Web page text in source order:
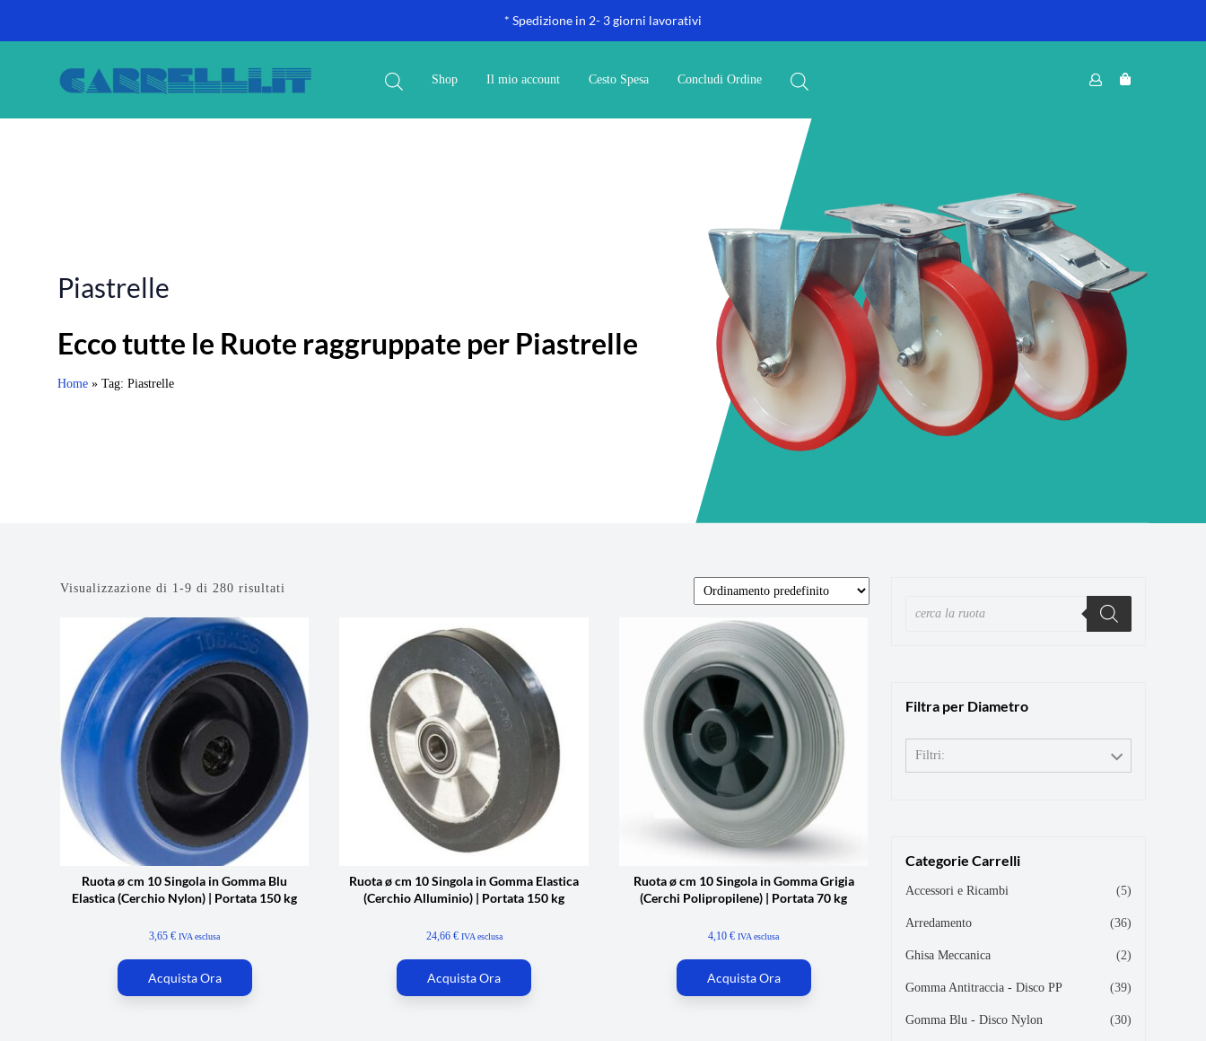
* Spedizione in 2- 3 giorni lavorativi
Shop Il mio account Cesto Spesa Concludi Ordine
Piastrelle
Ecco tutte le Ruote raggruppate per Piastrelle
Home » Tag: Piastrelle
Visualizzazione di 1-9 di 280 risultati
Ruota ø cm 10 Singola in Gomma Blu
Elastica (Cerchio Nylon) | Portata 150 kg
3,65€ IVA esclusa
Acquista Ora
Ruota ø cm 10 Singola in Gomma Elastica
(Cerchio Alluminio) | Portata 150 kg
24,66 € IVA esclusa
Acquista Ora
Ruota ø cm 10 Singola in Gomma Grigia
(Cerchi Polipropilene) | Portata 70 kg
4,10 € IVA esclusa
Acquista Ora
Filtra per Diametro
Filtri:
Categorie Carrelli
Accessori e Ricambi (5)
Arredamento (36)
Ghisa Meccanica (2)
Gomma Antitraccia - Disco PP (39)
Gomma Blu - Disco Nylon (30)